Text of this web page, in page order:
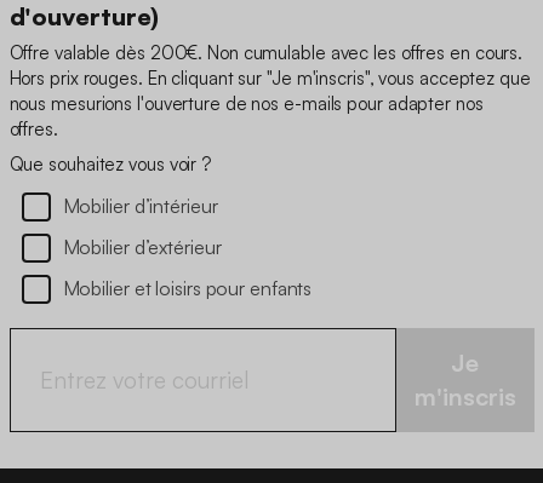
d'ouverture)
Offre valable dès 200€. Non cumulable avec les offres en cours.
Hors prix rouges. En cliquant sur "Je m'inscris", vous acceptez que
nous mesurions l'ouverture de nos e-mails pour adapter nos
offres.
Que souhaitez vous voir ?
Mobilier d’intérieur
Mobilier d’extérieur
Mobilier et loisirs pour enfants
Je
m'inscris